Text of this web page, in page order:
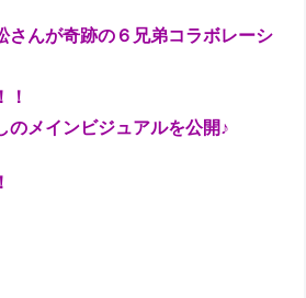
さんが奇跡の６兄弟コラボレーシ
！
のメインビジュアルを公開♪